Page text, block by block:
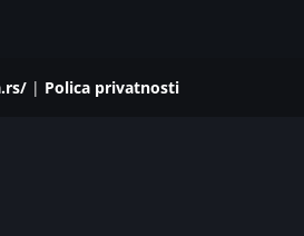
| Polica privatnosti